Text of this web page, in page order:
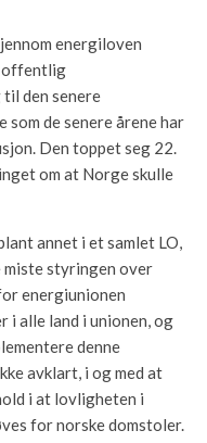
energiloven
offentlig
den senere
de senere årene har
Den toppet seg 22.
om at Norge skulle
annet i et samlet LO,
styringen over
energiunionen
alle land i unionen, og
denne
avklart, i og med at
i at lovligheten i
for norske domstoler.